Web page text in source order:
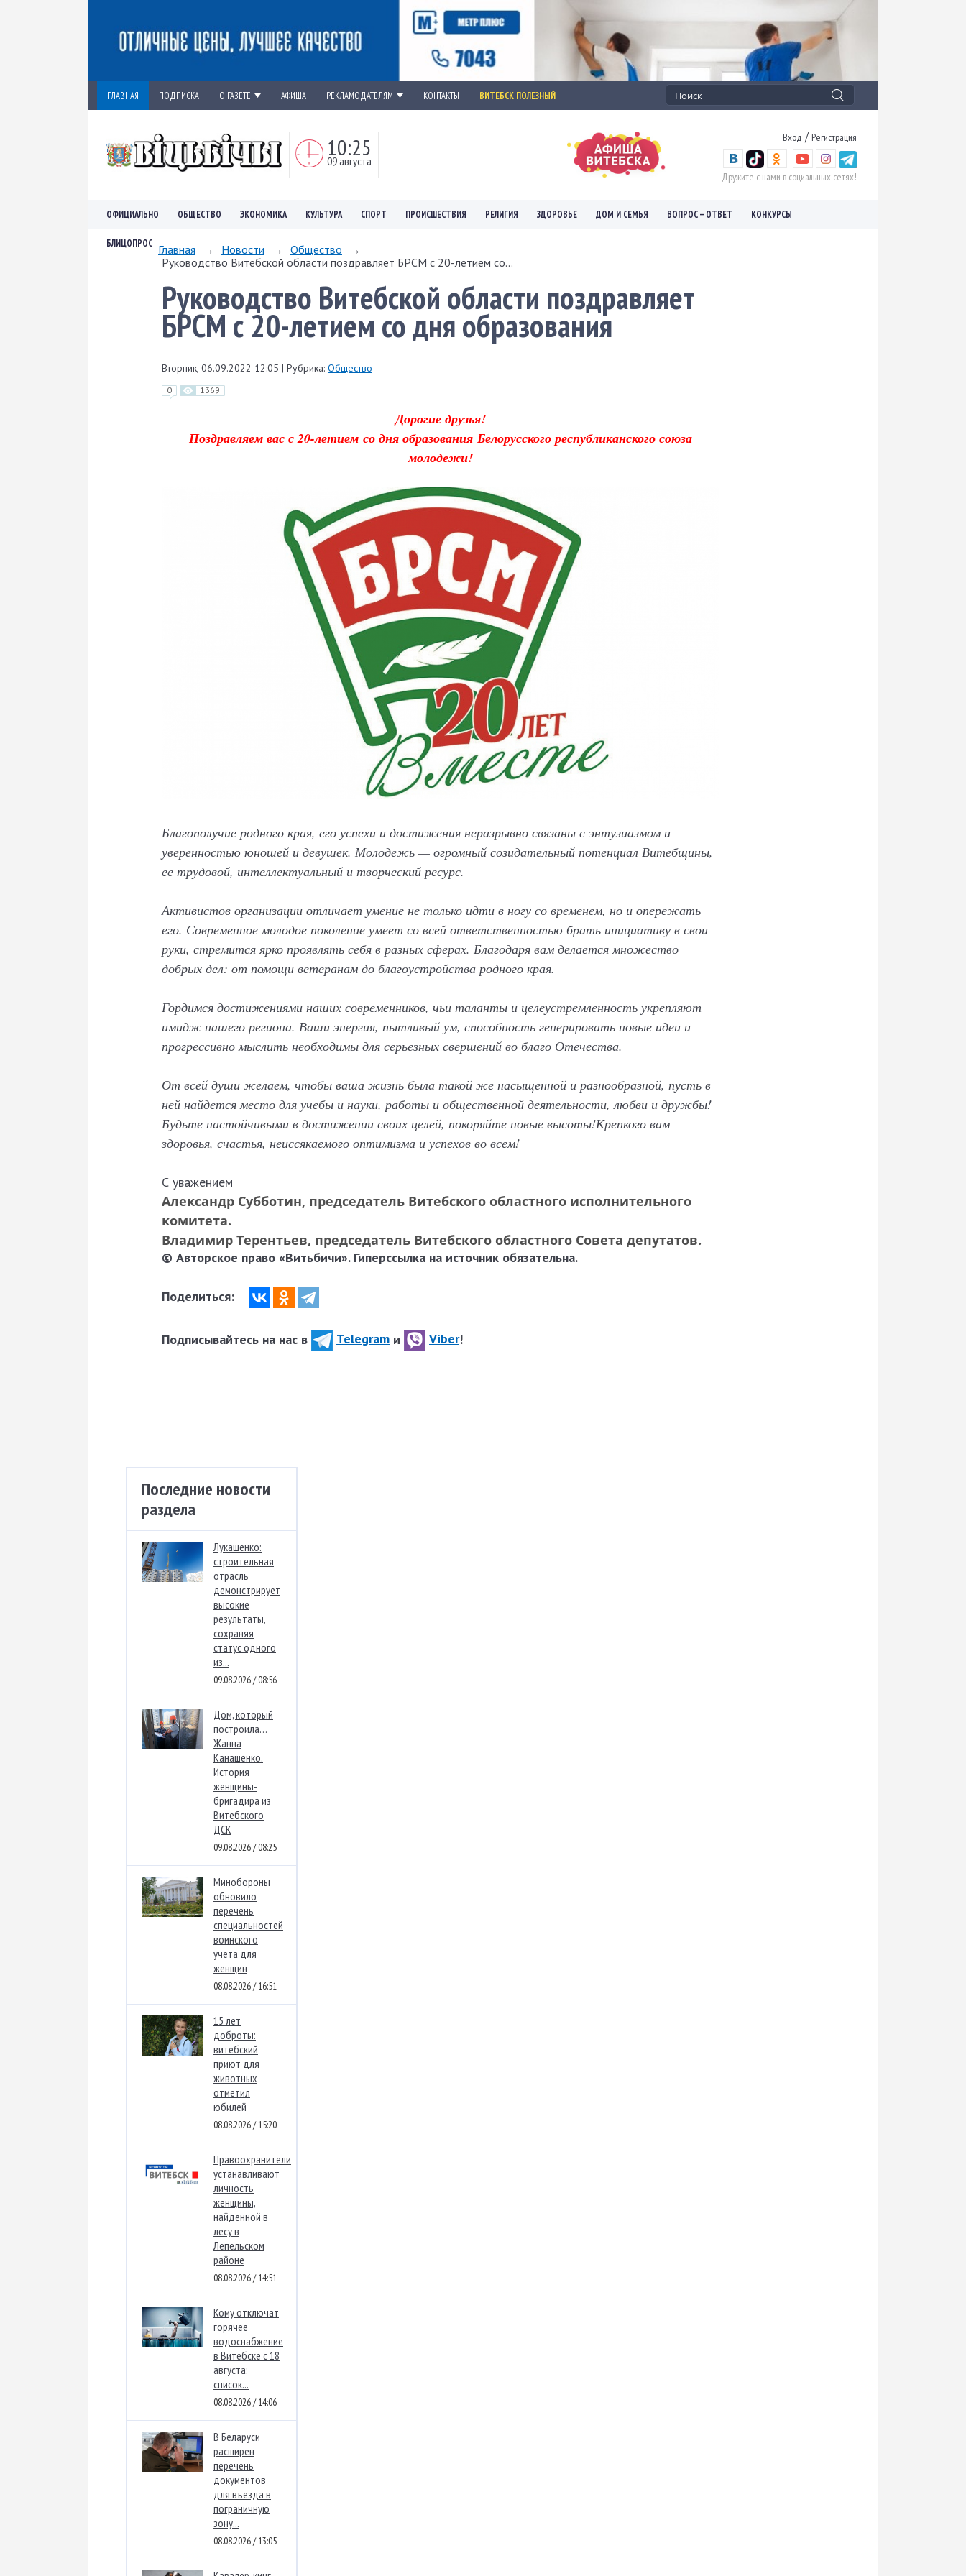
ГЛАВНАЯ ПОДПИСКА О ГАЗЕТЕ АФИША РЕКЛАМОДАТЕЛЯМ КОНТАКТЫ ВИТЕБСК ПОЛЕЗНЫЙ
10:25
09 августа
Вход / Регистрация
Дружите с нами в социальных сетях!
ОФИЦИАЛЬНО ОБЩЕСТВО ЭКОНОМИКА КУЛЬТУРА СПОРТ ПРОИСШЕСТВИЯ РЕЛИГИЯ ЗДОРОВЬЕ ДОМ И СЕМЬЯ ВОПРОС – ОТВЕТ КОНКУРСЫ
БЛИЦОПРОС Главная → Новости → Общество
→
Руководство Витебской области поздравляет БРСМ с 20-летием со...
Руководство Витебской области поздравляет
БРСМ с 20-летием со дня образования
Вторник, 06.09.2022 12:05 | Рубрика: Общество
0 1369
Дорогие друзья!
Поздравляем вас с 20-летием со дня образования Белорусского республиканского союза
молодежи!
Благополучие родного края, его успехи и достижения неразрывно связаны с энтузиазмом и
уверенностью юношей и девушек. Молодежь — огромный созидательный потенциал Витебщины,
ее трудовой, интеллектуальный и творческий ресурс.
Активистов организации отличает умение не только идти в ногу со временем, но и опережать
его. Современное молодое поколение умеет со всей ответственностью брать инициативу в свои
руки, стремится ярко проявлять себя в разных сферах. Благодаря вам делается множество
добрых дел: от помощи ветеранам до благоустройства родного края.
Гордимся достижениями наших современников, чьи таланты и целеустремленность укрепляют
имидж нашего региона. Ваши энергия, пытливый ум, способность генерировать новые идеи и
прогрессивно мыслить необходимы для серьезных свершений во благо Отечества.
От всей души желаем, чтобы ваша жизнь была такой же насыщенной и разнообразной, пусть в
ней найдется место для учебы и науки, работы и общественной деятельности, любви и дружбы!
Будьте настойчивыми в достижении своих целей, покоряйте новые высоты!Крепкого вам
здоровья, счастья, неиссякаемого оптимизма и успехов во всем!
С уважением
Александр Субботин, председатель Витебского областного исполнительного
комитета.
Владимир Терентьев, председатель Витебского областного Совета депутатов.
© Авторское право «Витьбичи». Гиперссылка на источник обязательна.
Поделиться:
Подписывайтесь на нас в Telegram и Viber!
Последние новости
раздела
Лукашенко:
строительная
отрасль
демонстрирует
высокие
результаты,
сохраняя
статус одного
из...
09.08.2026 / 08:56
Дом, который
построила…
Жанна
Канашенко.
История
женщины-
бригадира из
Витебского
ДСК
09.08.2026 / 08:25
Минобороны
обновило
перечень
специальностей
воинского
учета для
женщин
08.08.2026 / 16:51
15 лет
доброты:
витебский
приют для
животных
отметил
юбилей
08.08.2026 / 15:20
Правоохранители
устанавливают
личность
женщины,
найденной в
лесу в
Лепельском
районе
08.08.2026 / 14:51
Кому отключат
горячее
водоснабжение
в Витебске с 18
августа:
список...
08.08.2026 / 14:06
В Беларуси
расширен
перечень
документов
для въезда в
пограничную
зону...
08.08.2026 / 13:05